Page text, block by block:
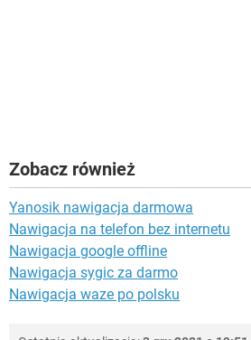
Zobacz również
Yanosik nawigacja darmowa
Nawigacja na telefon bez internetu
Nawigacja google offline
Nawigacja sygic za darmo
Nawigacja waze po polsku